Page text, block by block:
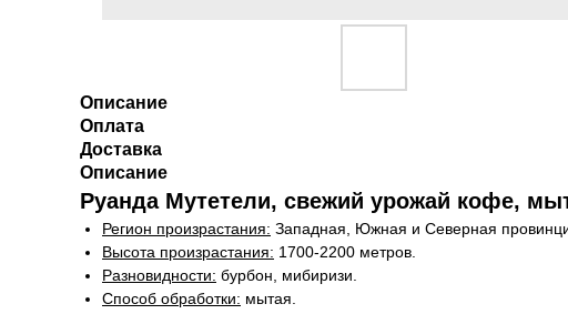
Описание
Оплата
Доставка
Описание
Руанда Мутетели, свежий урожай кофе,
Регион произрастания: Западная, Южная и Северная
Высота произрастания: 1700-2200 метров.
Разновидности: бурбон, мибиризи.
Способ обработки: мытая.